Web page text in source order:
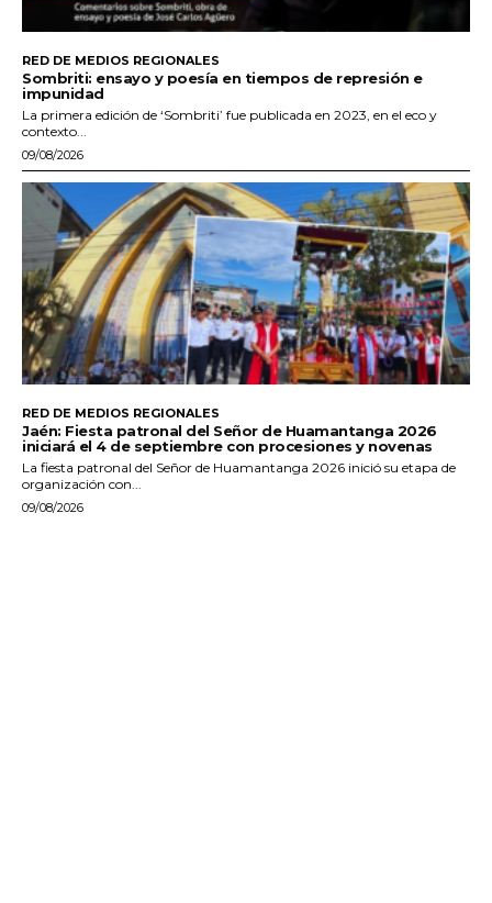
RED DE MEDIOS REGIONALES
Sombriti: ensayo y poesía en tiempos de represión e
impunidad
La primera edición de ‘Sombriti’ fue publicada en 2023, en el eco y
contexto...
09/08/2026
RED DE MEDIOS REGIONALES
Jaén: Fiesta patronal del Señor de Huamantanga 2026
iniciará el 4 de septiembre con procesiones y novenas
La fiesta patronal del Señor de Huamantanga 2026 inició su etapa de
organización con...
09/08/2026